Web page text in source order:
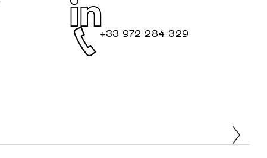
+33 972 284 329